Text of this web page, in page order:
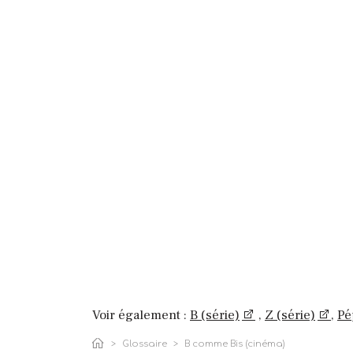
Voir également : B (série) , Z (série) ,
Glossaire B comme Bis (cinéma)